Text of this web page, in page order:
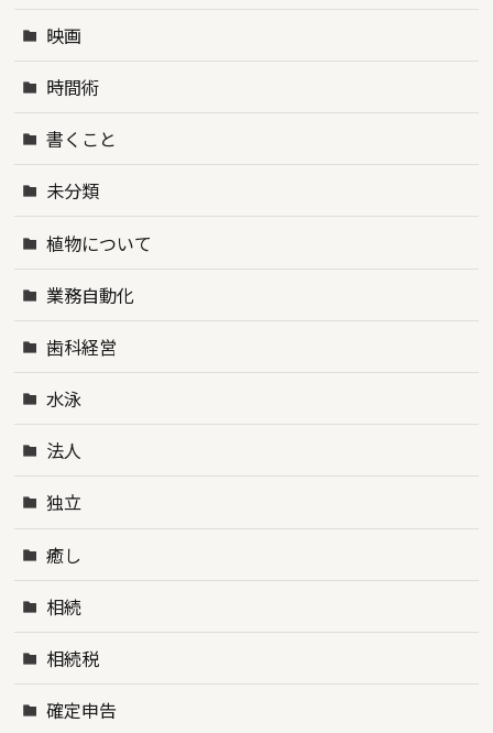
映画
時間術
書くこと
未分類
植物について
業務自動化
歯科経営
水泳
法人
独立
癒し
相続
相続税
確定申告